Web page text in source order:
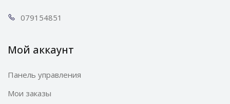
0791 54851
Мой аккаунт
Панель управления
Мои заказы